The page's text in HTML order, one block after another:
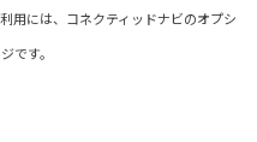
用には、コネクティッドナビのオプシ
です。